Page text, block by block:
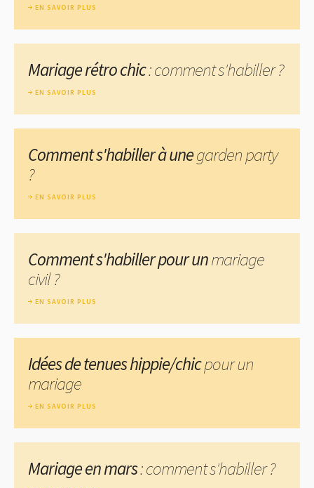
EN SAVOIR PLUS
Mariage rétro chic: comment s'habiller ?
EN SAVOIR PLUS
Comment s'habiller à unegarden party
?
EN SAVOIR PLUS
Comment s'habiller pour unmariage
civil ?
EN SAVOIR PLUS
Idées de tenues hippie/chicpour un
mariage
EN SAVOIR PLUS
Mariage en mars: comment s'habiller ?